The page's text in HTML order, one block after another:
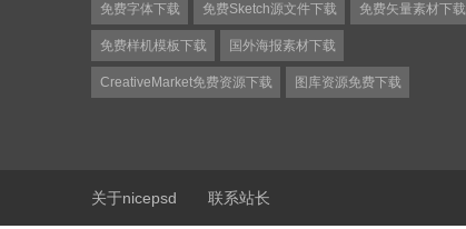
免费字体下载 免费Sketch源文件下载 免费矢量素材下载
免费样机模板下载 国外海报素材下载
CreativeMarket免费资源下载 图库资源免费下载
关于nicepsd 联系站长